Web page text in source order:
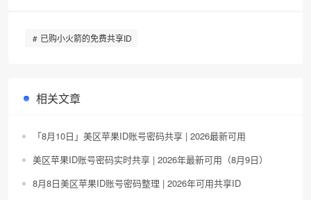
已购小火箭的免费共享ID
相关文章
「8月10日」美区苹果ID账号密码共享 | 2026最新可用
美区苹果ID账号密码实时共享 | 2026年最新可用（8月9日）
8月8日美区苹果ID账号密码整理 | 2026年可用共享ID